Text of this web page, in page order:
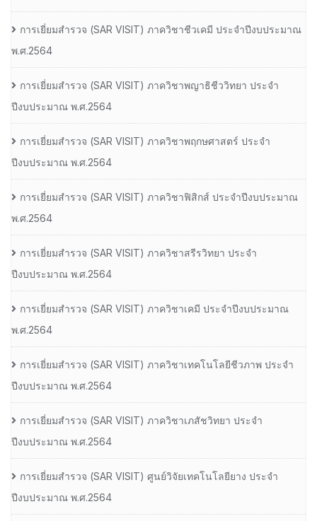
การเยี่ยมสํารวจ (SAR VISIT) ภาควิชาชีวเคมี ประจําปีงบประมาณ
พ.ศ.2564
การเยี่ยมสํารวจ (SAR VISIT) ภาควิชาพญาธิชีววิทยา ประจํา
ปีงบประมาณ พ.ศ.2564
การเยี่ยมสํารวจ (SAR VISIT) ภาควิชาพฤกษศาสตร์ ประจํา
ปีงบประมาณ พ.ศ.2564
การเยี่ยมสํารวจ (SAR VISIT) ภาควิชาฟิสิกส์ ประจําปีงบประมาณ
พ.ศ.2564
การเยี่ยมสํารวจ (SAR VISIT) ภาควิชาสรีรวิทยา ประจํา
ปีงบประมาณ พ.ศ.2564
การเยี่ยมสํารวจ (SAR VISIT) ภาควิชาเคมี ประจําปีงบประมาณ
พ.ศ.2564
การเยี่ยมสํารวจ (SAR VISIT) ภาควิชาเทคโนโลยีชีวภาพ ประจํา
ปีงบประมาณ พ.ศ.2564
การเยี่ยมสํารวจ (SAR VISIT) ภาควิชาเภสัชวิทยา ประจํา
ปีงบประมาณ พ.ศ.2564
การเยี่ยมสํารวจ (SAR VISIT) ศูนย์วิจัยเทคโนโลยียาง ประจํา
ปีงบประมาณ พ.ศ.2564